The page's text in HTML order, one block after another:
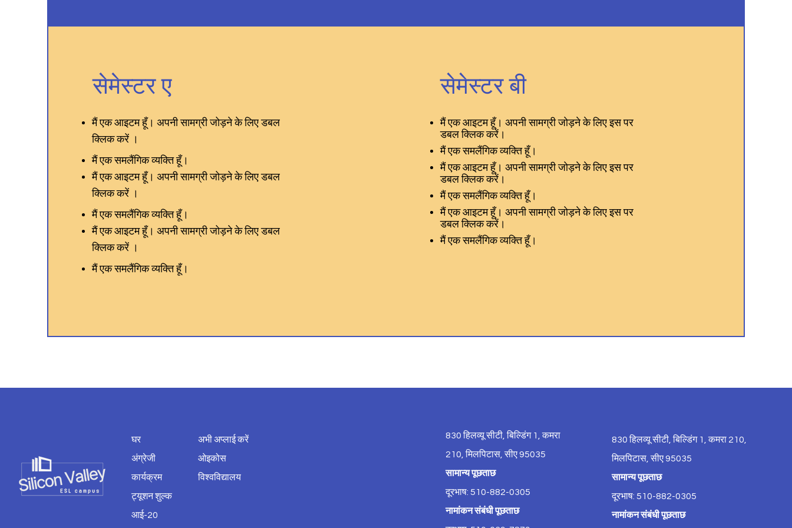
सेमेस्टर ए
मैं एक आइटम हूँ। अपनी सामग्री जोड़ने के लिए डबल
क्लिक करें ।
मैं एक समलैंगिक व्यक्ति हूँ।
मैं एक आइटम हूँ। अपनी सामग्री जोड़ने के लिए डबल
क्लिक करें ।
मैं एक समलैंगिक व्यक्ति हूँ।
मैं एक आइटम हूँ। अपनी सामग्री जोड़ने के लिए डबल
क्लिक करें ।
मैं एक समलैंगिक व्यक्ति हूँ।
सेमेस्टर बी
मैं एक आइटम हूँ। अपनी सामग्री जोड़ने के लिए इस पर
डबल क्लिक करें।
मैं एक समलैंगिक व्यक्ति हूँ।
मैं एक आइटम हूँ। अपनी सामग्री जोड़ने के लिए इस पर
डबल क्लिक करें।
मैं एक समलैंगिक व्यक्ति हूँ।
मैं एक आइटम हूँ। अपनी सामग्री जोड़ने के लिए इस पर
डबल क्लिक करें।
मैं एक समलैंगिक व्यक्ति हूँ।
घर
अंग्रेजी
कार्यक्रम
ट्यूशन शुल्क
आई-20
अभी अप्लाई करें
ओइकोस
विश्वविद्यालय
830 हिलव्यू सीटी, बिल्डिंग 1, कमरा
210, मिलपिटास, सीए 95035
सामान्य पूछताछ
दूरभाष: 510-882-0305
नामांकन संबंधी पूछताछ
830 हिलव्यू सीटी, बिल्डिंग 1, कमरा 210,
मिलपिटास, सीए 95035
सामान्य पूछताछ
दूरभाष: 510-882-0305
नामांकन संबंधी पूछताछ